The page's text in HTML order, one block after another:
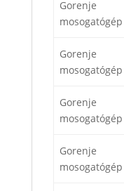
Gorenje
mosogatógép
Gorenje
mosogatógép
Gorenje
mosogatógép
Gorenje
mosogatógép